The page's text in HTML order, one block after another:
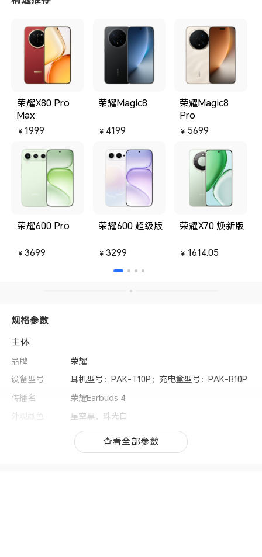
噪是够用的，在通勤路上基本听不
到外面多余的嘈杂声，中午午休戴
着小憩非常巴适，支持降噪深度的
调节，日常中度使用即可。
荣耀X80 Pro
Max
￥ 1999
荣耀Magic8
￥ 4199
荣耀Magic8
Pro
￥ 5699
荣耀600 Pro
￥ 3699
荣耀600 超级版
￥ 3299
荣耀X70 焕新版
￥ 1614.05
规格参数
主体
品牌
荣耀
设备型号
耳机型号：PAK-T10P；充电盒型号：PAK-B10P
传播名
荣耀Earbuds 4
外观颜色
星空黑，珠光白
TWS 蓝牙耳机
入耳式
查看全部参数
查看全部参数